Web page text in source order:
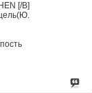
[/B]